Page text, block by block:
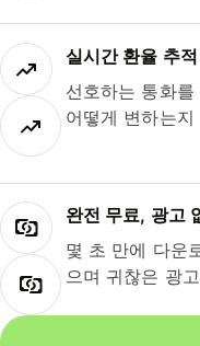
실시간 환율 추적
선호하는 통화
어떻게 변하는지
완전 무료, 광고
몇 초 만에 다운
으며 귀찮은 광